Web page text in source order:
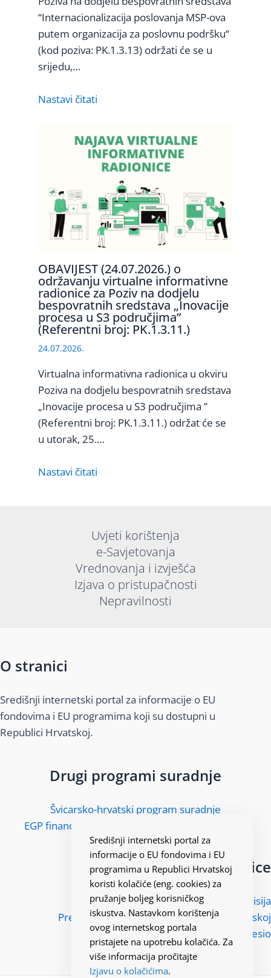
“Internacionalizacija poslovanja MSP-ova
putem organizacija za poslovnu podršku“
(kod poziva: PK.1.3.13) održati će se u
srijedu,…
Nastavi čitati
OBAVIJEST (24.07.2026.) o
održavanju virtualne informativne
radionice za Poziv na dodjelu
bespovratnih sredstava „Inovacije
procesa u S3 područjima”
(Referentni broj: PK.1.3.11.)
24.07.2026.
Virtualna informativna radionica u okviru
Poziva na dodjelu bespovratnih sredstava
„Inovacije procesa u S3 područjima ”
(Referentni broj: PK.1.3.11.) održat će se
u utorak, 25.…
Nastavi čitati
Uvjeti korištenja
e-Savjetovanja
Vrednovanja i izvješća
Izjava o pristupačnosti
Nepravilnosti
O stranici
Središnji internetski portal za informacije o EU
fondovima i EU programima koji su dostupni u
Republici Hrvatskoj.
Drugi programi suradnje
Švicarsko-hrvatski program suradnje
EGP financijski mehanizam i Norveški financijski
mehanizam
Korisne poveznice
Europska komisija
Predstavništvo Europske komisije u Hrvatskoj
Kohesio
Središnji internetski portal za
informacije o EU fondovima i EU
programima u Republici Hrvatskoj
koristi kolačiće (eng. cookies) za
pružanje boljeg korisničkog
iskustva. Nastavkom korištenja
ovog internetskog portala
pristajete na upotrebu kolačića. Za
više informacija pročitajte
Izjavu o kolačićima.